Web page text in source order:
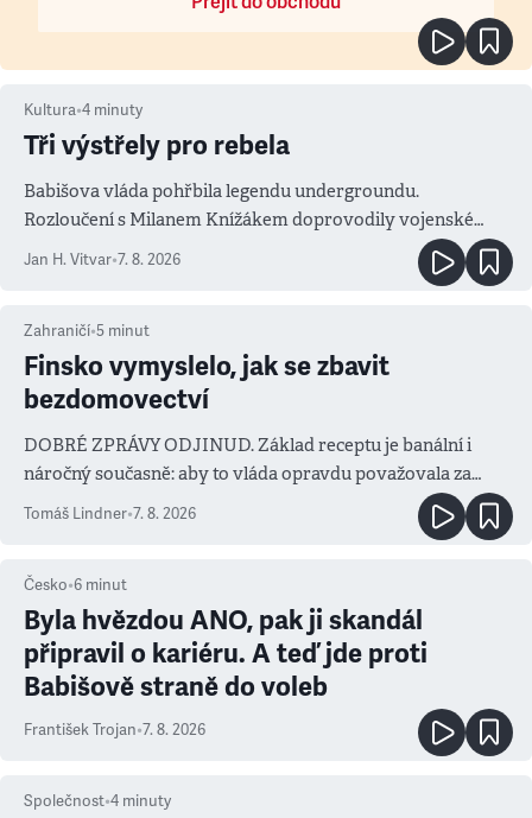
Kultura•4 minuty
Tři výstřely pro rebela
Babišova vláda pohřbila legendu undergroundu.
Rozloučení s Milanem Knížákem doprovodily vojenské
salvy i kritika pokrokářů
Jan H. Vitvar•7. 8. 2026
Zahraničí•5 minut
Finsko vymyslelo, jak se zbavit
bezdomovectví
DOBRÉ ZPRÁVY ODJINUD. Základ receptu je banální i
náročný současně: aby to vláda opravdu považovala za
prioritu
Tomáš Lindner•7. 8. 2026
Česko•6 minut
Byla hvězdou ANO, pak ji skandál
připravil o kariéru. A teď jde proti
Babišově straně do voleb
František Trojan•7. 8. 2026
Společnost•4 minuty